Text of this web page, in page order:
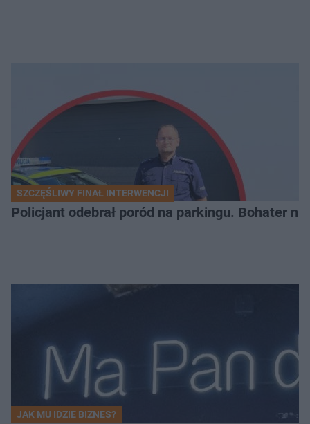
SZCZĘŚLIWY FINAŁ INTERWENCJI
Policjant odebrał poród na parkingu. Bohater
JAK MU IDZIE BIZNES?